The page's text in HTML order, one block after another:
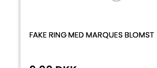
FAKE RING MED MARQUES BLOMST